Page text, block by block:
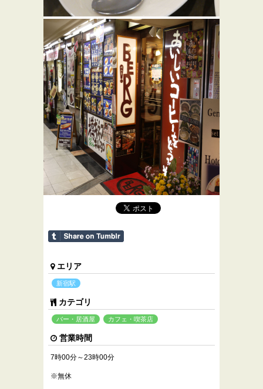
エリア
新宿駅
カテゴリ
バー・居酒屋 カフェ・喫茶店
営業時間
7時00分～23時00分
※無休